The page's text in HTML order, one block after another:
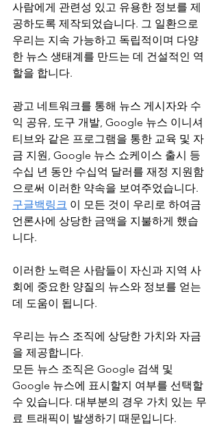
사람에게 관련성 있고 유용한 정보를 제
공하도록 제작되었습니다. 그 일환으로
우리는 지속 가능하고 독립적이며 다양
한 뉴스 생태계를 만드는 데 건설적인 역
할을 합니다.
광고 네트워크를 통해 뉴스 게시자와 수
익 공유, 도구 개발, Google 뉴스 이니셔
티브와 같은 프로그램을 통한 교육 및 자
금 지원, Google 뉴스 쇼케이스 출시 등
수십 년 동안 수십억 달러를 재정 지원함
으로써 이러한 약속을 보여주었습니다.
구글백링크 이 모든 것이 우리로 하여금
언론사에 상당한 금액을 지불하게 했습
니다.
이러한 노력은 사람들이 자신과 지역 사
회에 중요한 양질의 뉴스와 정보를 얻는
데 도움이 됩니다.
우리는 뉴스 조직에 상당한 가치와 자금
을 제공합니다.
모든 뉴스 조직은 Google 검색 및
Google 뉴스에 표시할지 여부를 선택할
수 있습니다. 대부분의 경우 가치 있는 무
료 트래픽이 발생하기 때문입니다.